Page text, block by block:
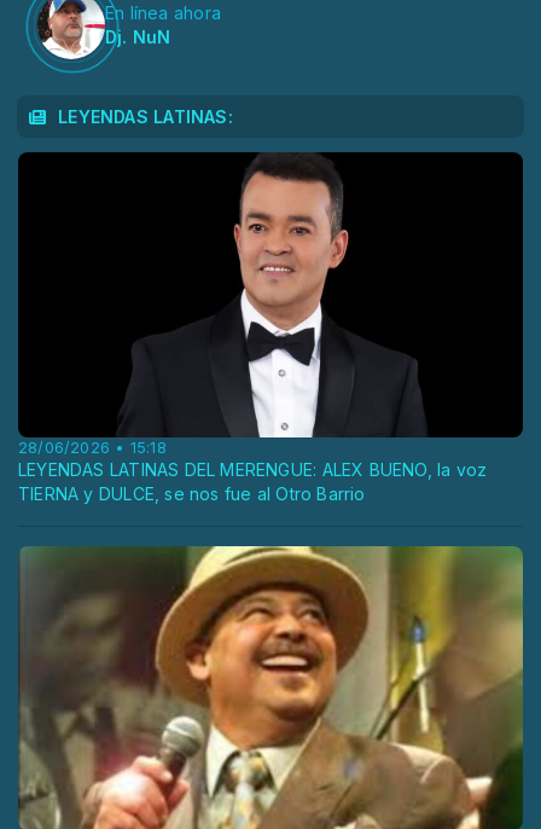
En línea ahora
Dj. NuN
LEYENDAS LATINAS:
28/06/2026 • 15:18
LEYENDAS LATINAS DEL MERENGUE: ALEX BUENO, la voz
TIERNA y DULCE, se nos fue al Otro Barrio